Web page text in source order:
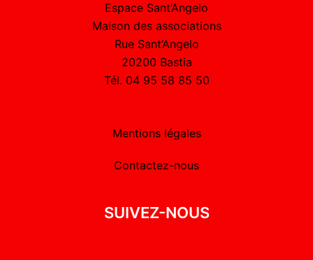
Espace Sant’Angelo
Maison des associations
Rue Sant’Angelo
20200 Bastia
Tél. 04 95 58 85 50
Mentions légales
Contactez-nous
SUIVEZ-NOUS